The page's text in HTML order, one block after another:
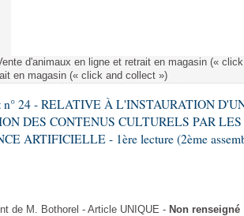
des lois
des lois
sociale
et orales
des débats
d'animaux en ligne et retrait en magasin («
en magasin (« click and collect »)
n° 24 - RELATIVE À L'INSTAURATION
DES CONTENUS CULTURELS PAR LES
ARTIFICIELLE - 1ère lecture (2ème
de M. Bothorel - Article UNIQUE - Non renseigné